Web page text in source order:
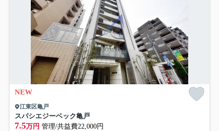
NEW
江東区亀戸
スパシエジーベック亀戸
7.5万円 管理/共益費22,000円